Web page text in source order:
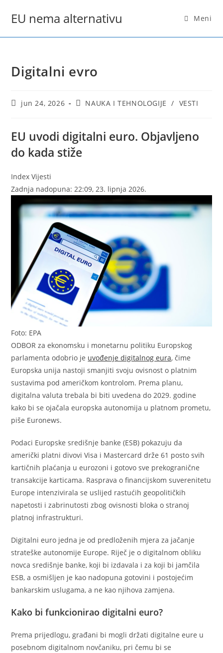
EU nema alternativu Meni
Digitalni evro
Postjun 24, 2026
PostNAUKA I TEHNOLOGIJE / VESTI
EU uvodi digitalni euro. Objavljeno
do kada stiže
Index Vijesti
Zadnja nadopuna: 22:09, 23. lipnja 2026.
Foto: EPA
ODBOR za ekonomsku i monetarnu politiku Europskog
parlamenta odobrio je uvođenje digitalnog eura, čime
Europska unija nastoji smanjiti svoju ovisnost o platnim
sustavima pod američkom kontrolom. Prema planu,
digitalna valuta trebala bi biti uvedena do 2029. godine
kako bi se ojačala europska autonomija u platnom prometu,
piše Euronews.
Podaci Europske središnje banke (ESB) pokazuju da
američki platni divovi Visa i Mastercard drže 61 posto svih
kartičnih plaćanja u eurozoni i gotovo sve prekogranične
transakcije karticama. Rasprava o financijskom suverenitetu
Europe intenzivirala se uslijed rastućih geopolitičkih
napetosti i zabrinutosti zbog ovisnosti bloka o stranoj
platnoj infrastrukturi.
Digitalni euro jedna je od predloženih mjera za jačanje
strateške autonomije Europe. Riječ je o digitalnom obliku
novca središnje banke, koji bi izdavala i za koji bi jamčila
ESB, a osmišljen je kao nadopuna gotovini i postojećim
bankarskim uslugama, a ne kao njihova zamjena.
Kako bi funkcionirao digitalni euro?
Prema prijedlogu, građani bi mogli držati digitalne eure u
posebnom digitalnom novčaniku, pri čemu bi se